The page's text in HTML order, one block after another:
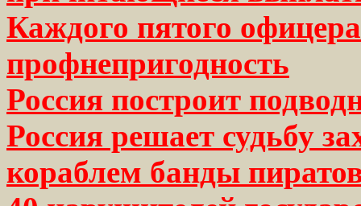
Каждого пятого
профнепригодность
Россия построит
Россия решает судьбу
кораблем банды